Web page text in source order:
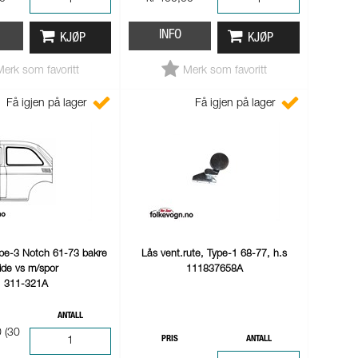
KJØP
som favoritt
INFO KJØP
Merk som favoritt
Få igjen på lager
3 Notch 61-73 bakre
vs m/spor
311-321A
(30
ANTALL
Få igjen på lager
Lås vent.rute, Type-1 68-77, h.s
111837658A
PRIS ANTALL